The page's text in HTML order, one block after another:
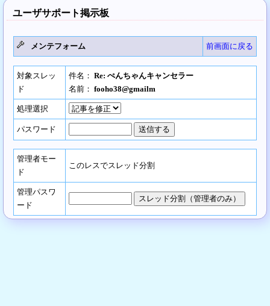
ユーザサポート掲示板
メンテフォーム 前画面に戻る
対象スレッ
ド
件名： Re: ぺんちゃんキャンセラー
名前： fooho38@gmailm
処理選択
パスワード
管理者モー
ド
このレスでスレッド分割
管理パスワ
ード